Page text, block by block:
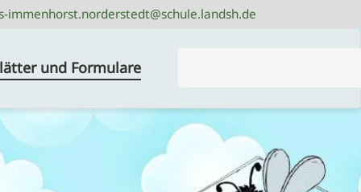
immenhorst.norderstedt@schule.landsh.de
und Formulare
immenhorst.norderstedt@schule.landsh.de